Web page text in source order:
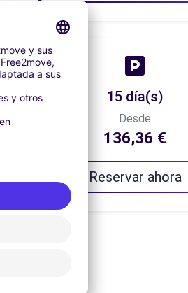
15 día(s)
Desde
136,36 €
Reservar ahora